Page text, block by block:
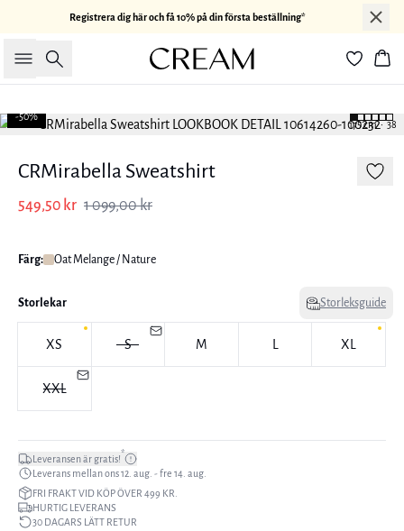
Registrera dig här och få 10% på din första beställning*
Sök
175 cm • 38
-50%
CRMirabella Sweatshirt
549,50 kr 1 099,00 kr
Färg: Oat Melange / Nature
Storlekar Storleksguide
XS S M XL
XXL
Leveransen är gratis!*
Leverans mellan ons 12. aug. - fre 14. aug.
FRI FRAKT VID KÖP ÖVER 499 KR.
HURTIG LEVERANS
30 DAGARS LÄTT RETUR